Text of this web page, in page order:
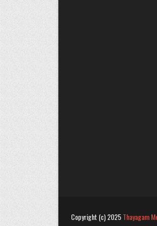
Copyright (c) 2025Thayagam